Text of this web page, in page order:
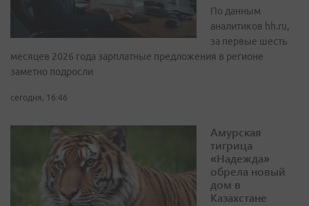
По данным
аналитиков hh.ru,
за первые шесть
месяцев 2026 года зарплатные предложения в регионе
заметно подросли
сегодня, 16:46
Амурская
тигрица
«Надежда»
обрела новый
дом в
Казахстане